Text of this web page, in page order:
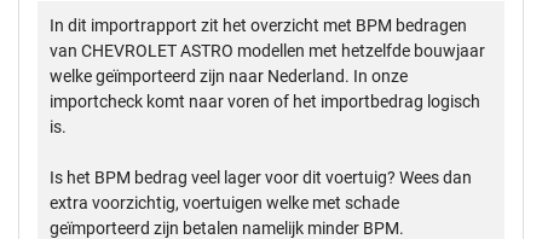
In dit importrapport zit het overzicht met BPM bedragen
van CHEVROLET ASTRO modellen met hetzelfde bouwjaar
welke geïmporteerd zijn naar Nederland. In onze
importcheck komt naar voren of het importbedrag logisch
is.
Is het BPM bedrag veel lager voor dit voertuig? Wees dan
extra voorzichtig, voertuigen welke met schade
geïmporteerd zijn betalen namelijk minder BPM.